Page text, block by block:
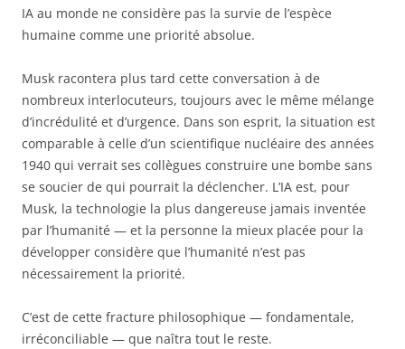
IA au monde ne considère pas la survie de l’espèce
humaine comme une priorité absolue.
Musk racontera plus tard cette conversation à de
nombreux interlocuteurs, toujours avec le même mélange
d’incrédulité et d’urgence. Dans son esprit, la situation est
comparable à celle d’un scientifique nucléaire des années
1940 qui verrait ses collègues construire une bombe sans
se soucier de qui pourrait la déclencher. L’IA est, pour
Musk, la technologie la plus dangereuse jamais inventée
par l’humanité — et la personne la mieux placée pour la
développer considère que l’humanité n’est pas
nécessairement la priorité.
C’est de cette fracture philosophique — fondamentale,
irréconciliable — que naîtra tout le reste.